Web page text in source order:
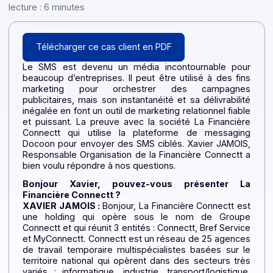
Par la rédaction Docoon — 29 octobre 2024 —
lecture : 6 minutes
Télécharger ce cas client en PDF
Le SMS est devenu un média incontournable
beaucoup d’entreprises. Il peut être utilisé à des
marketing pour orchestrer des
publicitaires, mais son instantanéité et sa
inégalée en font un outil de marketing relationnel
et puissant. La preuve avec la société La
Connectt qui utilise la plateforme de
Docoon pour envoyer des SMS ciblés. Xavier
Responsable Organisation de la Financière Connectt
bien voulu répondre à nos questions.
Bonjour Xavier, pouvez-vous présenter
Financière Connectt ?
XAVIER JAMOIS : Bonjour, La Financière Connectt